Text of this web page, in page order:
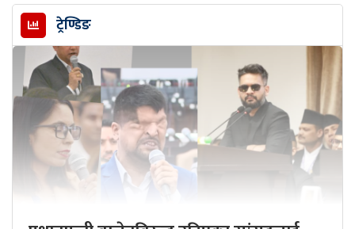
ट्रेण्डिङ